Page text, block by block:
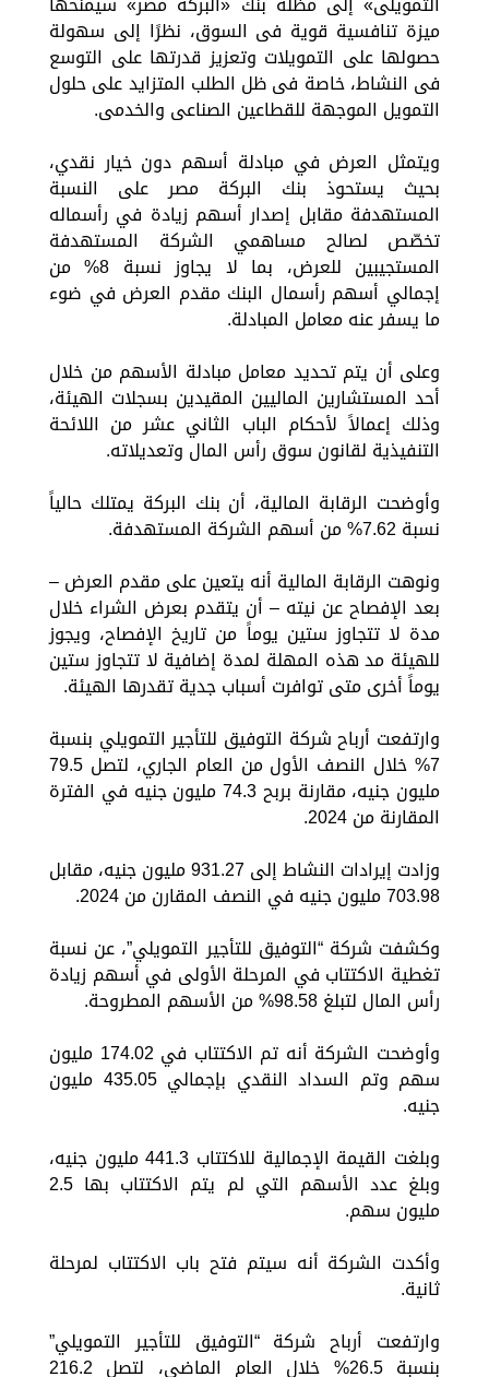
ميزة تنافسية قوية فى السوق، نظرًا إلى سهولة
حصولها على التمويلات وتعزيز قدرتها على التوسع
فى النشاط، خاصة فى ظل الطلب المتزايد على حلول
التمويل الموجهة للقطاعين الصناعى والخدمى.
ويتمثل العرض في مبادلة أسهم دون خيار نقدي،
بحيث يستحوذ بنك البركة مصر على النسبة
المستهدفة مقابل إصدار أسهم زيادة في رأسماله
تخصّص لصالح مساهمي الشركة المستهدفة
المستجيبين للعرض، بما لا يجاوز نسبة 8% من
إجمالي أسهم رأسمال البنك مقدم العرض في ضوء
ما يسفر عنه معامل المبادلة.
وعلى أن يتم تحديد معامل مبادلة الأسهم من خلال
أحد المستشارين الماليين المقيدين بسجلات الهيئة،
وذلك إعمالاً لأحكام الباب الثاني عشر من اللائحة
التنفيذية لقانون سوق رأس المال وتعديلاته.
وأوضحت الرقابة المالية، أن بنك البركة يمتلك حالياً
نسبة 7.62% من أسهم الشركة المستهدفة.
ونوهت الرقابة المالية أنه يتعين على مقدم العرض –
بعد الإفصاح عن نيته – أن يتقدم بعرض الشراء خلال
مدة لا تتجاوز ستين يوماً من تاريخ الإفصاح، ويجوز
للهيئة مد هذه المهلة لمدة إضافية لا تتجاوز ستين
يوماً أخرى متى توافرت أسباب جدية تقدرها الهيئة.
وارتفعت أرباح شركة التوفيق للتأجير التمويلي بنسبة
7% خلال النصف الأول من العام الجاري، لتصل 79.5
مليون جنيه، مقارنة بربح 74.3 مليون جنيه في الفترة
المقارنة من 2024.
وزادت إيرادات النشاط إلى 931.27 مليون جنيه، مقابل
703.98 مليون جنيه في النصف المقارن من 2024.
وكشفت شركة “التوفيق للتأجير التمويلي”، عن نسبة
تغطية الاكتتاب في المرحلة الأولى في أسهم زيادة
رأس المال لتبلغ 98.58% من الأسهم المطروحة.
وأوضحت الشركة أنه تم الاكتتاب في 174.02 مليون
سهم وتم السداد النقدي بإجمالي 435.05 مليون
جنيه.
وبلغت القيمة الإجمالية للاكتتاب 441.3 مليون جنيه،
وبلغ عدد الأسهم التي لم يتم الاكتتاب بها 2.5
مليون سهم.
وأكدت الشركة أنه سيتم فتح باب الاكتتاب لمرحلة
ثانية.
وارتفعت أرباح شركة “التوفيق للتأجير التمويلي”
بنسبة 26.5% خلال العام الماضي، لتصل 216.2